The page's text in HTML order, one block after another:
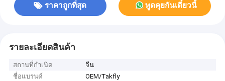
ราคาถูกที่สุด พูดคุยกันเดี๋ยวนี้
รายละเอียดสินค้า
สถานที่กำเนิด
จีน
ชื่อแบรนด์
OEM/Takfly